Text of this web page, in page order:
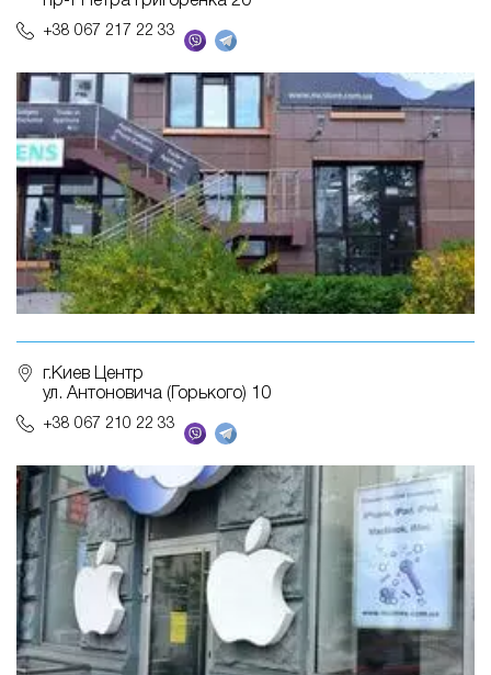
+38 067 217 22 33
г.Киев Центр
ул. Антоновича (Горького) 10
+38 067 210 22 33